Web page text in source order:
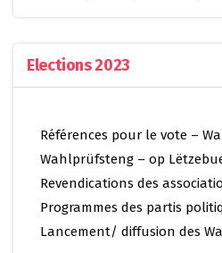
Elections 2023
Références pour le vote –
Wahlprüfsteng – op
Revendications des
Programmes des partis
Lancement/ diffusion des